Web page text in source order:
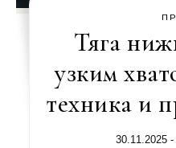
Тяга
узким
техника и
30.11.2025 -